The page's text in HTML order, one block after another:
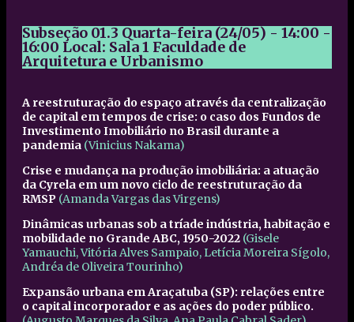
Subseção 01.3 Quarta-feira (24/05) - 14:00 -
16:00 Local: Sala 1 Faculdade de
Arquitetura e Urbanismo
A reestruturação do espaço através da centralização
de capital em tempos de crise: o caso dos Fundos de
Investimento Imobiliário no Brasil durante a
pandemia (Vinicius Nakama)
Crise e mudança na produção imobiliária: a atuação
da Cyrela em um novo ciclo de reestruturação da
RMSP (Amanda Vargas das Virgens)
Dinâmicas urbanas sob a tríade indústria, habitação e
mobilidade no Grande ABC, 1950-2022 (Gisele
Yamauchi, Vitória Alves Sampaio, Letícia Moreira Sígolo,
Andréa de Oliveira Tourinho)
Expansão urbana em Araçatuba (SP): relações entre
o capital incorporador e as ações do poder público.